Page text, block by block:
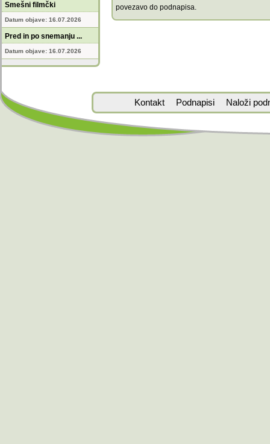
Smešni filmčki
Datum objave: 16.07.2026
Pred in po snemanju ...
Datum objave: 16.07.2026
povezavo do podnapisa.
Kontakt Podnapisi Naloži